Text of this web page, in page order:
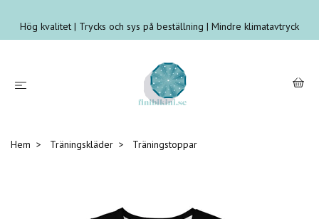
Hög kvalitet | Trycks och sys på beställning | Mindre klimatavtryck
Hem Träningskläder Träningstoppar